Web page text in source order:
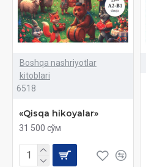
Boshqa nashriyotlar
kitoblari
6518
«Qisqa hikoyalar»
31 500 сўм